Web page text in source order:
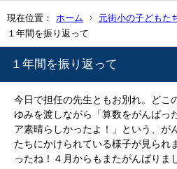
現在位置： ホーム 元街小の子どもた
１年間を振り返って
１年間を振り返って
今日で担任の先生ともお別れ。どこ
ゆみを渡しながら「算数をがんばっ
ア素晴らしかったよ！」という、が
たちにかけられている様子が見られ
ったね！４月からもまたがんばりま